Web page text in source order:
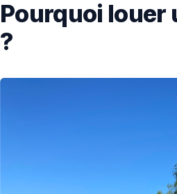
Pourquoi louer
?